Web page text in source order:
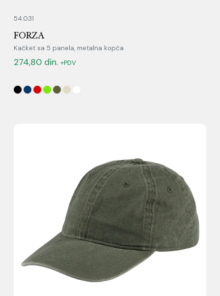
54.031
FORZA
Kačket sa 5 panela, metalna kopča
274,80 din. +PDV